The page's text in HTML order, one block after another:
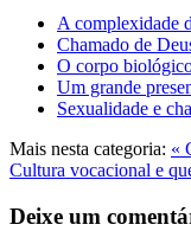
A complexidade
Chamado de
O corpo
Um grande
Sexualidade e
Mais nesta categoria: «
Cultura vocacional e
Deixe um